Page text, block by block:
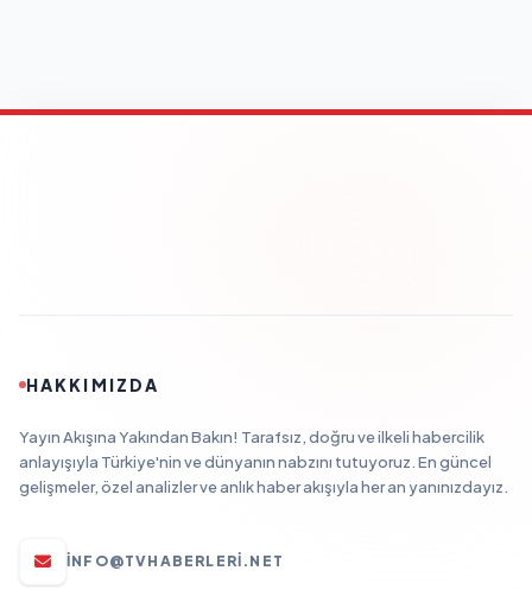
HAKKIMIZDA
Yayın Akışına Yakından Bakın! Tarafsız, doğru ve ilkeli habercilik
anlayışıyla Türkiye'nin ve dünyanın nabzını tutuyoruz. En güncel
gelişmeler, özel analizler ve anlık haber akışıyla her an yanınızdayız.
INFO@TVHABERLERI.NET